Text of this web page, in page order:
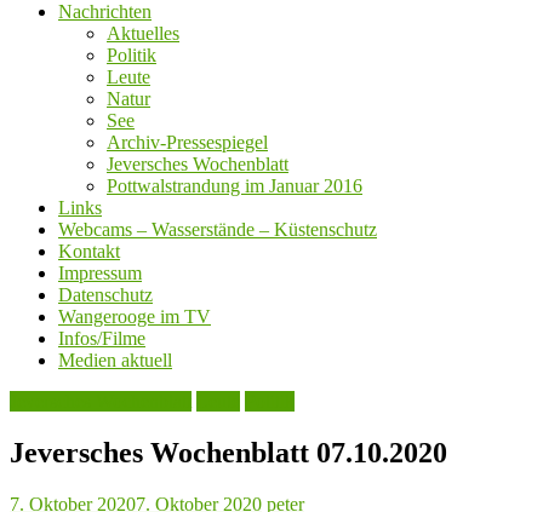
Nachrichten
Aktuelles
Politik
Leute
Natur
See
Archiv-Pressespiegel
Jeversches Wochenblatt
Pottwalstrandung im Januar 2016
Links
Webcams – Wasserstände – Küstenschutz
Kontakt
Impressum
Datenschutz
Wangerooge im TV
Infos/Filme
Medien aktuell
Jeversches Wochenblatt 07.10.2020
7. Oktober 20207. Oktober 2020 peter